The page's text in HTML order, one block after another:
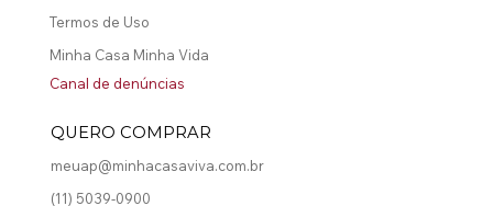
Termos de Uso
Minha Casa Minha Vida
Canal de denúncias
QUERO COMPRAR
meuap@minhacasaviva.com.br
(11) 5039-0900